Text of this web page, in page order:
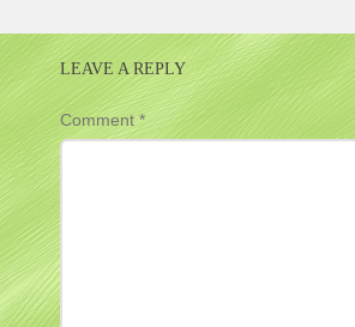
NAVIGATION
LEAVE A REPLY
Comment*